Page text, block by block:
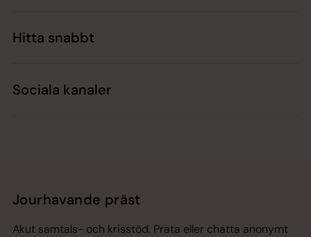
Hitta snabbt
Sociala kanaler
Jourhavande präst
Akut samtals- och krisstöd. Prata eller chatta anonymt